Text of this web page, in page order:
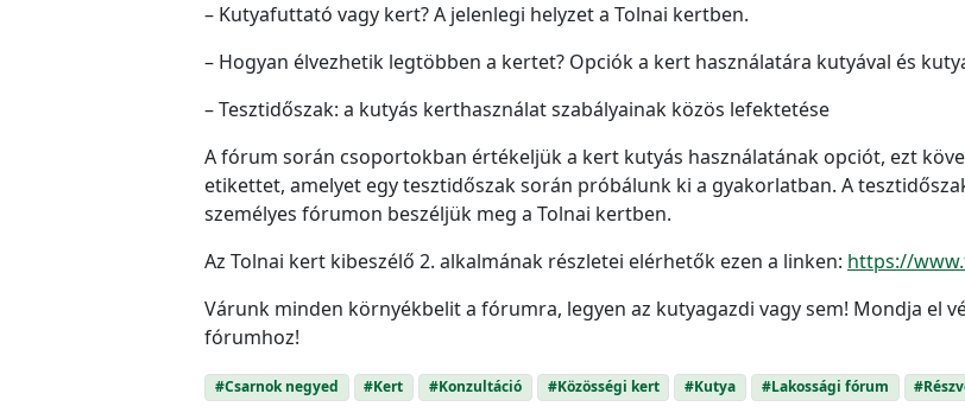
– Kutyafuttató vagy kert? A jelenlegi helyzet a Tolnai kertben.
– Hogyan élvezhetik legtöbben a kertet? Opciók a kert használatára kutyával és
– Tesztidőszak: a kutyás kerthasználat szabályainak közös lefektetése
A fórum során csoportokban értékeljük a kert kutyás használatának opciót, ezt
etikettet, amelyet egy tesztidőszak során próbálunk ki a gyakorlatban. A
személyes fórumon beszéljük meg a Tolnai kertben.
Az Tolnai kert kibeszélő 2. alkalmának részletei elérhetők ezen a linken: https://
Várunk minden környékbelit a fórumra, legyen az kutyagazdi vagy sem! Mondja el
fórumhoz!
#Csarnok negyed #Kert #Konzultáció #Közösségi kert #Kutya #Lakossági fórum